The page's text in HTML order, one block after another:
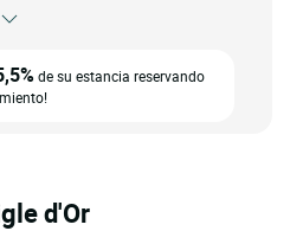
de su estancia reservando
d'Or